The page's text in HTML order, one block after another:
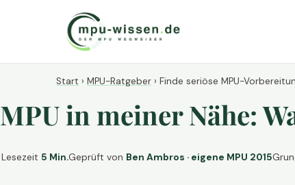
Start › MPU-Ratgeber › Finde seriöse MPU-
MPU in meiner Nähe:
Lesezeit 5 Min.Geprüft von Ben Ambros · eigene MPU 2015